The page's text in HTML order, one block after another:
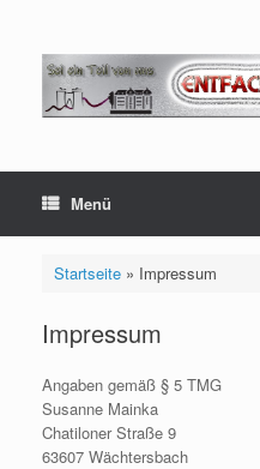
springen
Menü
Startseite» Impressum
Impressum
Angaben gemäß § 5 TMG
Susanne Mainka
Chatiloner Straße 9
63607 Wächtersbach